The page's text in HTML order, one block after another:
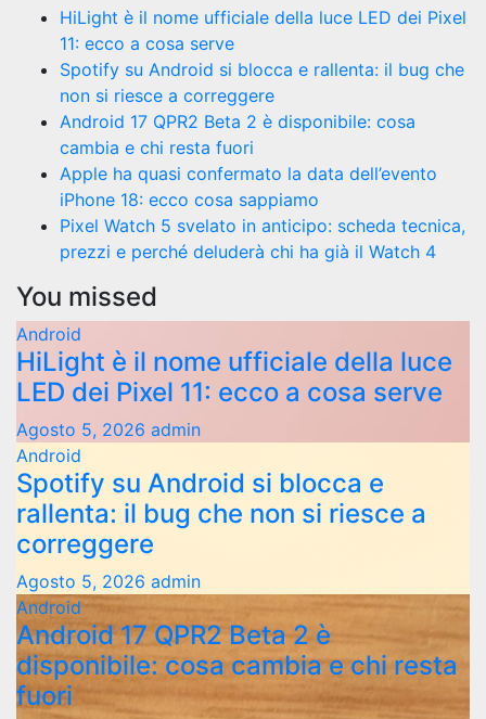
HiLight è il nome ufficiale della luce LED dei Pixel
11: ecco a cosa serve
Spotify su Android si blocca e rallenta: il bug che
non si riesce a correggere
Android 17 QPR2 Beta 2 è disponibile: cosa
cambia e chi resta fuori
Apple ha quasi confermato la data dell’evento
iPhone 18: ecco cosa sappiamo
Pixel Watch 5 svelato in anticipo: scheda tecnica,
prezzi e perché deluderà chi ha già il Watch 4
You missed
Android
HiLight è il nome ufficiale della luce
LED dei Pixel 11: ecco a cosa serve
Agosto 5, 2026 admin
Android
Spotify su Android si blocca e
rallenta: il bug che non si riesce a
correggere
Agosto 5, 2026 admin
Android
Android 17 QPR2 Beta 2 è
disponibile: cosa cambia e chi resta
fuori